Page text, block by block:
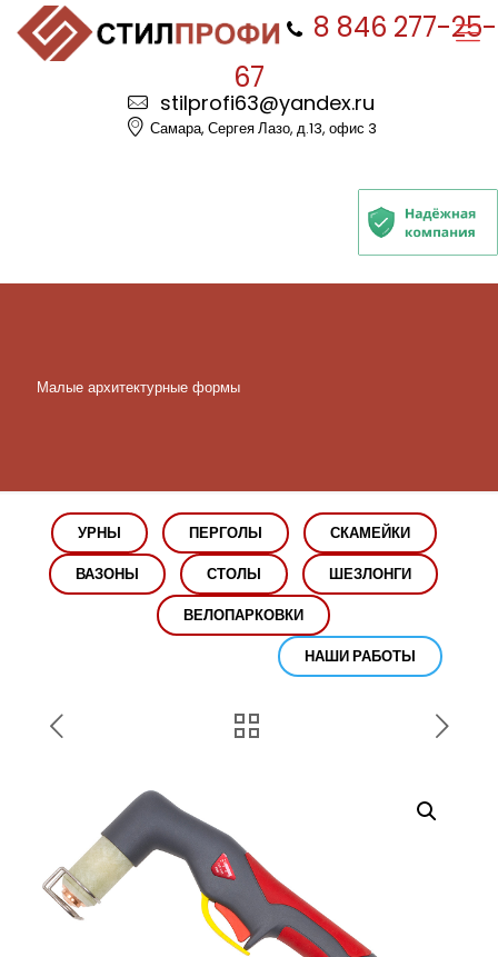
8 846 277-25-
67
stilprofi63@yandex.ru
Самара, Сергея Лазо, д.13, офис 3
Малые архитектурные формы
УРНЫ ПЕРГОЛЫ
СКАМЕЙКИ
ВАЗОНЫ
СТОЛЫ
ШЕЗЛОНГИ
ВЕЛОПАРКОВКИ
НАШИ РАБОТЫ